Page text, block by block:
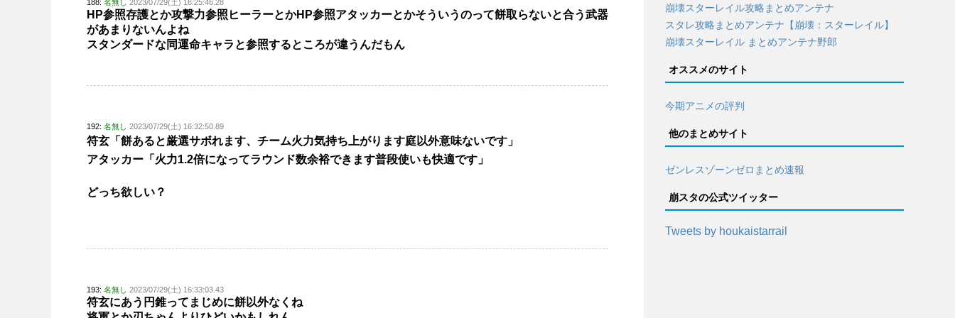
188: 名無し 2023/07/29(土) 16:25:46.28
HP参照存護とか攻撃力参照ヒーラーとかHP参照アタッカーとかそういうのって餅取らないと合う武器
があまりないんよね
スタンダードな同運命キャラと参照するところが違うんだもん
192: 名無し 2023/07/29(土) 16:32:50.89
符玄「餅あると厳選サボれます、チーム火力気持ち上がります庭以外意味ないです」
アタッカー「火力1.2倍になってラウンド数余裕できます普段使いも快適です」
どっち欲しい？
193: 名無し 2023/07/29(土) 16:33:03.43
符玄にあう円錐ってまじめに餅以外なくね
崩壊スターレイル攻略まとめアンテナ
スタレ攻略まとめアンテナ【崩壊：スターレイル】
崩壊スターレイル まとめアンテナ野郎
オススメのサイト
今期アニメの評判
他のまとめサイト
ゼンレスゾーンゼロまとめ速報
崩スタの公式ツイッター
Tweets by houkaistarrail